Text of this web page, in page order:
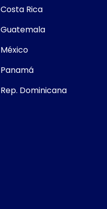
Costa Rica
Guatemala
México
Panamá
Rep. Dominicana